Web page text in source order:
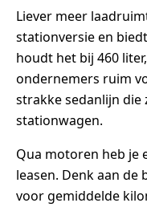
Liever meer
stationversie en
houdt het bij 460
ondernemers ruim
strakke sedanlijn die
stationwagen.
Qua motoren heb je
leasen. Denk aan de
voor gemiddelde